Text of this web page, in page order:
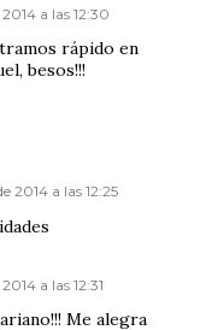
a las 12:30
rápido en
besos!!!
2014 a las 12:25
a las 12:31
Me alegra